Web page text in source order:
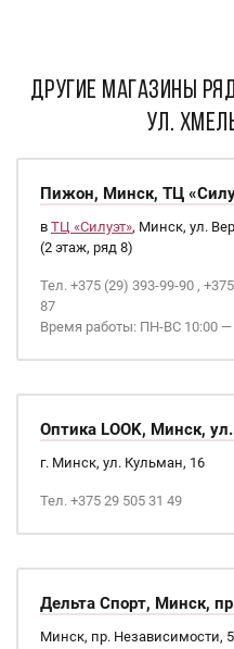
ДРУГИЕ МАГАЗИНЫ
ул.
Пижон, Минск, ТЦ
в ТЦ «Силуэт», Минск, ул.
(2 этаж, ряд 8)
Тел. +375 (29) 393-99-90 ,
87
Время работы: ПН-ВС 10:00 —
Оптика LOOK, Минск,
г. Минск, ул. Кульман, 16
Тел. +375 29 505 31 49
Дельта Спорт, Минск,
Минск, пр. Независимости,